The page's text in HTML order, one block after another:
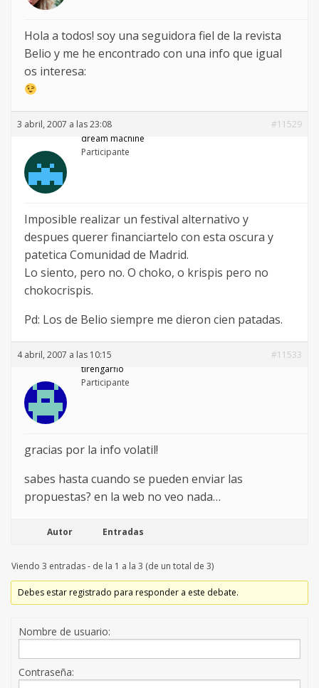
Hola a todos! soy una seguidora fiel de la revista
Belio y me he encontrado con una info que igual
os interesa:
3 abril, 2007 a las 23:08
#11529
dream machine
Participante
Imposible realizar un festival alternativo y
despues querer financiartelo con esta oscura y
patetica Comunidad de Madrid.
Lo siento, pero no. O choko, o krispis pero no
chokocrispis.
Pd: Los de Belio siempre me dieron cien patadas.
4 abril, 2007 a las 10:15
#11533
tirengarfio
Participante
gracias por la info volatil!
sabes hasta cuando se pueden enviar las
propuestas? en la web no veo nada…
Autor Entradas
Viendo 3 entradas - de la 1 a la 3 (de un total de 3)
Debes estar registrado para responder a este debate.
Nombre de usuario:
Contraseña: